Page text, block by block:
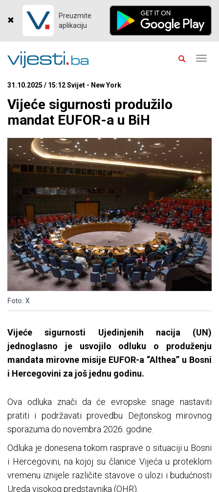
Preuzmite
aplikaciju
31.10.2025 / 15:12 Svijet - New York
Vijeće sigurnosti produžilo
mandat EUFOR-a u BiH
Foto: X
Vijeće sigurnosti Ujedinjenih nacija (UN)
jednoglasno je usvojilo odluku o produženju
mandata mirovne misije EUFOR-a “Althea” u Bosni
i Hercegovini za još jednu godinu.
Ova odluka znači da će evropske snage nastaviti
pratiti i podržavati provedbu Dejtonskog mirovnog
sporazuma do novembra 2026. godine.
Odluka je donesena tokom rasprave o situaciji u Bosni
i Hercegovini, na kojoj su članice Vijeća u proteklom
vremenu iznijele različite stavove o ulozi i budućnosti
Ureda visokog predstavnika (OHR).